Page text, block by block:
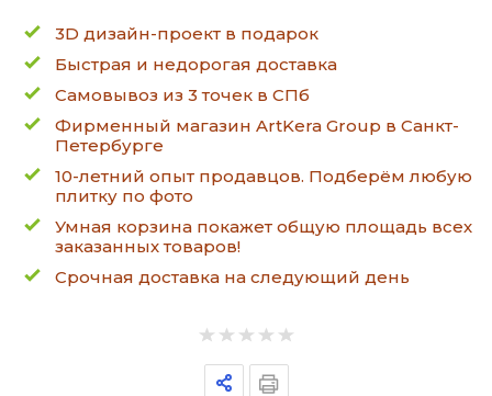
3D дизайн-проект в подарок
Быстрая и недорогая доставка
Самовывоз из 3 точек в СПб
Фирменный магазин ArtKera Group в Санкт-
Петербурге
10-летний опыт продавцов. Подберём любую
плитку по фото
Умная корзина покажет общую площадь всех
заказанных товаров!
Срочная доставка на следующий день